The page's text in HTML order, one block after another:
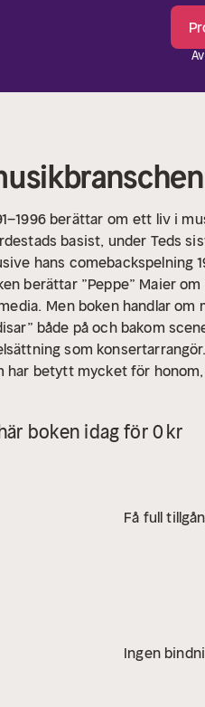
berättar om ett liv i
basist, under Teds
hans comebackspelning
berättar ”Peppe” Maier
Men boken handlar om
både på och bakom
som
betytt mycket för
boken idag för 0 kr
Få full
Ingen